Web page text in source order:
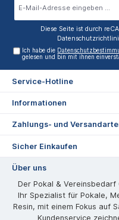
Diese Seite ist durch
Ich habe die
gelesen und bin mit ihnen
Service-Hotline
Informationen
Zahlungs- und
Sicher Einkaufen
Über uns
Der Pokal & Vereinsbedarf
Ihr Spezialist für Pokale,
Resin, mit einem Fokus auf
Kundenservice